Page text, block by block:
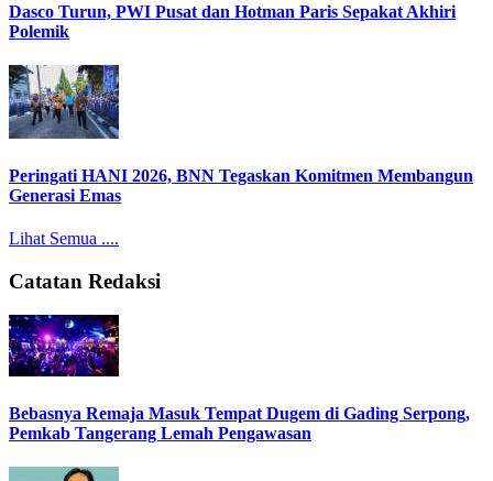
Dasco Turun, PWI Pusat dan Hotman Paris Sepakat Akhiri
Polemik
Peringati HANI 2026, BNN Tegaskan Komitmen Membangun
Generasi Emas
Lihat Semua ....
Catatan Redaksi
Bebasnya Remaja Masuk Tempat Dugem di Gading Serpong,
Pemkab Tangerang Lemah Pengawasan